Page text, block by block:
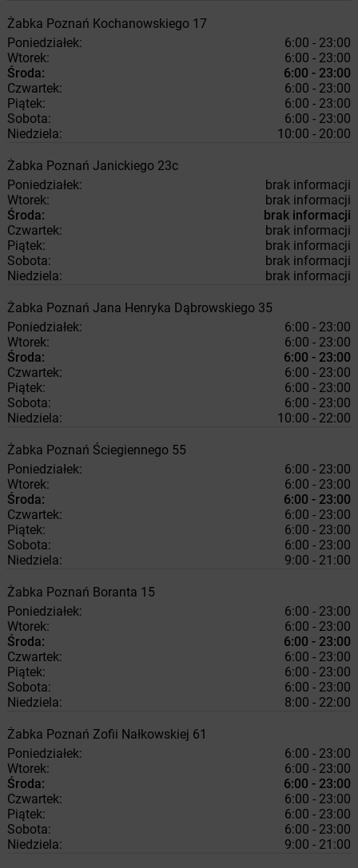
Żabka Poznań Kochanowskiego 17
Poniedziałek:
6:00 - 23:00
Wtorek:
6:00 - 23:00
Środa:
6:00 - 23:00
Czwartek:
6:00 - 23:00
Piątek:
6:00 - 23:00
Sobota:
6:00 - 23:00
Niedziela:
10:00 - 20:00
Żabka Poznań Janickiego 23c
Poniedziałek:
brak informacji
Wtorek:
brak informacji
Środa:
brak informacji
Czwartek:
brak informacji
Piątek:
brak informacji
Sobota:
brak informacji
Niedziela:
brak informacji
Żabka Poznań Jana Henryka Dąbrowskiego 35
Poniedziałek:
6:00 - 23:00
Wtorek:
6:00 - 23:00
Środa:
6:00 - 23:00
Czwartek:
6:00 - 23:00
Piątek:
6:00 - 23:00
Sobota:
6:00 - 23:00
Niedziela:
10:00 - 22:00
Żabka Poznań Ściegiennego 55
Poniedziałek:
6:00 - 23:00
Wtorek:
6:00 - 23:00
Środa:
6:00 - 23:00
Czwartek:
6:00 - 23:00
Piątek:
6:00 - 23:00
Sobota:
6:00 - 23:00
Niedziela:
9:00 - 21:00
Żabka Poznań Boranta 15
Poniedziałek:
6:00 - 23:00
Wtorek:
6:00 - 23:00
Środa:
6:00 - 23:00
Czwartek:
6:00 - 23:00
Piątek:
6:00 - 23:00
Sobota:
6:00 - 23:00
Niedziela:
8:00 - 22:00
Żabka Poznań Zofii Nałkowskiej 61
Poniedziałek:
6:00 - 23:00
Wtorek:
6:00 - 23:00
Środa:
6:00 - 23:00
Czwartek:
6:00 - 23:00
Piątek:
6:00 - 23:00
Sobota:
6:00 - 23:00
Niedziela:
9:00 - 21:00